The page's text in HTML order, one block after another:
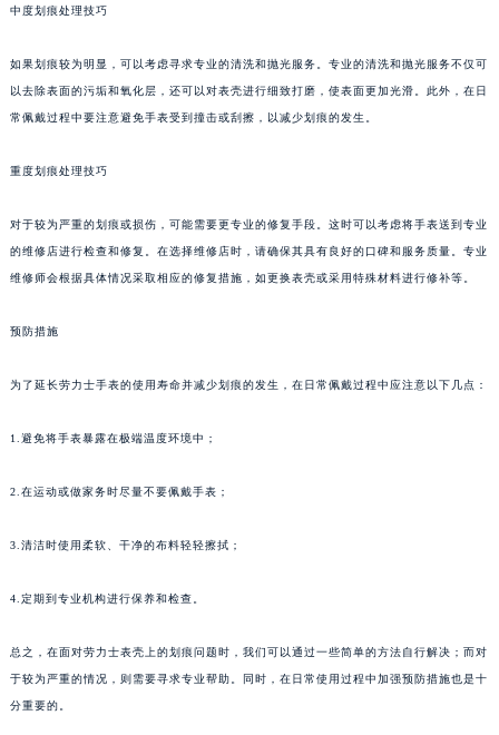
中度划痕处理技巧
如果划痕较为明显，可以考虑寻求专业的清洗和抛光服务。专业的清洗和抛光服务不仅可
以去除表面的污垢和氧化层，还可以对表壳进行细致打磨，使表面更加光滑。此外，在日
常佩戴过程中要注意避免手表受到撞击或刮擦，以减少划痕的发生。
重度划痕处理技巧
对于较为严重的划痕或损伤，可能需要更专业的修复手段。这时可以考虑将手表送到专业
的维修店进行检查和修复。在选择维修店时，请确保其具有良好的口碑和服务质量。专业
维修师会根据具体情况采取相应的修复措施，如更换表壳或采用特殊材料进行修补等。
预防措施
为了延长劳力士手表的使用寿命并减少划痕的发生，在日常佩戴过程中应注意以下几点：
1.避免将手表暴露在极端温度环境中；
2.在运动或做家务时尽量不要佩戴手表；
3.清洁时使用柔软、干净的布料轻轻擦拭；
4.定期到专业机构进行保养和检查。
总之，在面对劳力士表壳上的划痕问题时，我们可以通过一些简单的方法自行解决；而对
于较为严重的情况，则需要寻求专业帮助。同时，在日常使用过程中加强预防措施也是十
分重要的。